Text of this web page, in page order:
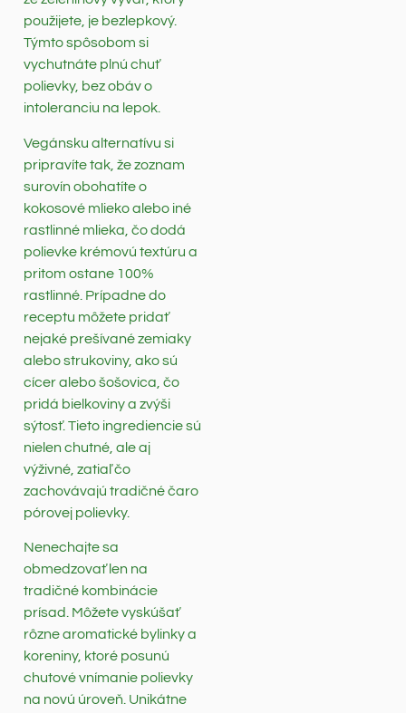
použijete, je bezlepkový.
Týmto spôsobom si
vychutnáte plnú chuť
polievky, bez obáv o
intoleranciu na lepok.
Vegánsku alternatívu si
pripravíte tak, že zoznam
surovín obohatíte o
kokosové mlieko alebo iné
rastlinné mlieka, čo dodá
polievke krémovú textúru a
pritom ostane 100%
rastlinné. Prípadne do
receptu môžete pridať
nejaké prešívané zemiaky
alebo strukoviny, ako sú
cícer alebo šošovica, čo
pridá bielkoviny a zvýši
sýtosť. Tieto ingrediencie sú
nielen chutné, ale aj
výživné, zatiaľ čo
zachovávajú tradičné čaro
pórovej polievky.
Nenechajte sa
obmedzovať len na
tradičné kombinácie
prísad. Môžete vyskúšať
rôzne aromatické bylinky a
koreniny, ktoré posunú
chutové vnímanie polievky
na novú úroveň. Unikátne